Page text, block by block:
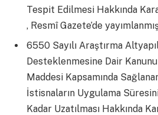
Tespit Edilmesi Hakkında
, Resmî Gazete’de
6550 Sayılı Araştırma
Desteklenmesine Dair
Maddesi Kapsamında
İstisnaların Uygulama
Kadar Uzatılması Hakkında